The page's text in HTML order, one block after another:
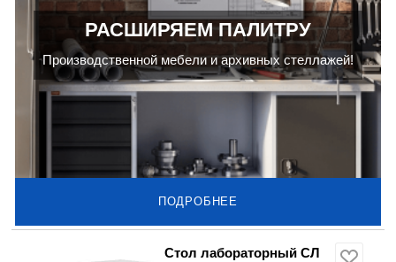
РАСШИРЯЕМ ПАЛИТРУ
Производственной мебели и архивных стеллажей!
ПОДРОБНЕЕ
Стол лабораторный СЛ